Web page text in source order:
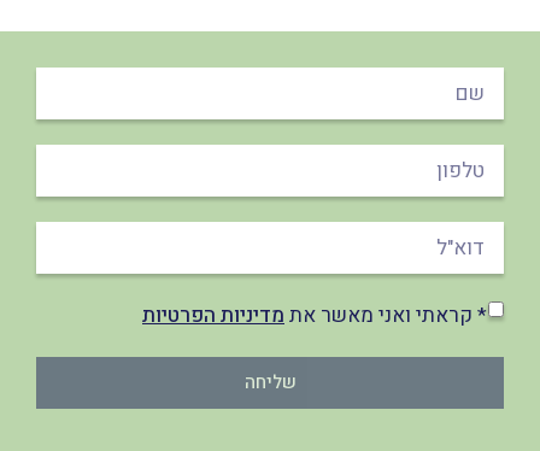
* קראתי ואני מאשר אתמדיניות הפרטיות
שליחה